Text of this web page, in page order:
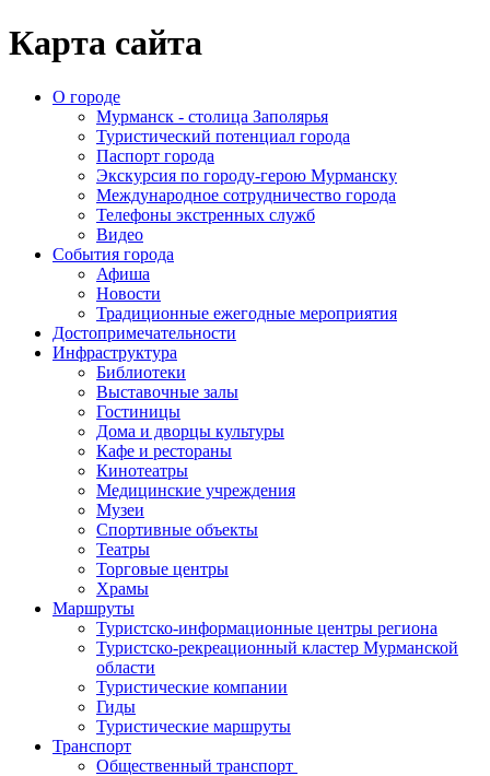
Карта сайта
О городе
Мурманск - столица Заполярья
Туристический потенциал города
Паспорт города
Экскурсия по городу-герою Мурманску
Международное сотрудничество города
Телефоны экстренных служб
Видео
События города
Афиша
Новости
Традиционные ежегодные мероприятия
Достопримечательности
Инфраструктура
Библиотеки
Выставочные залы
Гостиницы
Дома и дворцы культуры
Кафе и рестораны
Кинотеатры
Медицинские учреждения
Музеи
Спортивные объекты
Театры
Торговые центры
Храмы
Маршруты
Туристско-информационные центры региона
Туристско-рекреационный кластер Мурманской
области
Туристические компании
Гиды
Туристические маршруты
Транспорт
Общественный транспорт